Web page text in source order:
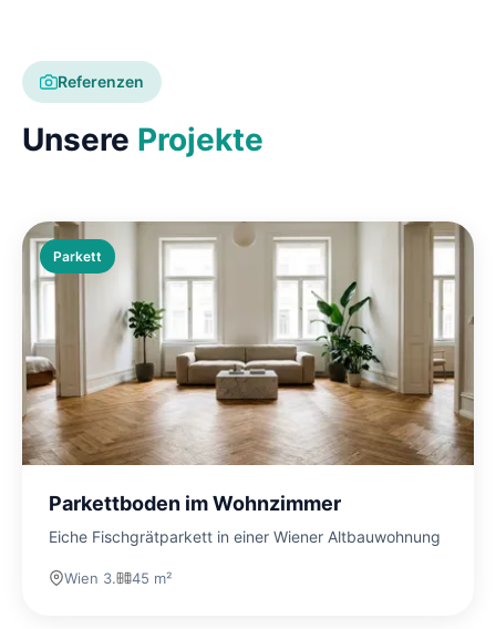
Referenzen
Unsere Projekte
Parkett
Parkettboden im Wohnzimmer
Eiche Fischgrätparkett in einer Wiener Altbauwohnung
Wien 3. 45 m²